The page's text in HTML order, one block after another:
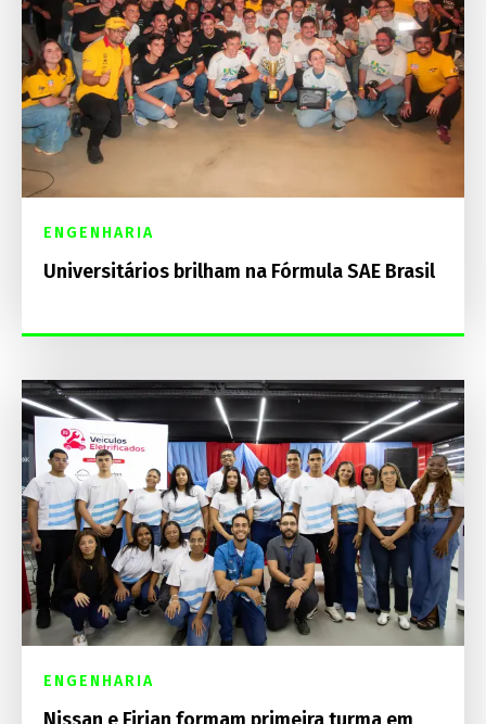
ENGENHARIA
Universitários brilham na Fórmula SAE Brasil
ENGENHARIA